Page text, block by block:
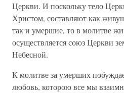
Церкви. И поскольку тело
Христом, составляют как
так и умершие, то в молитве
осуществляется союз Церкви
Небесной.
К молитве за умерших
любовь, которою все мы